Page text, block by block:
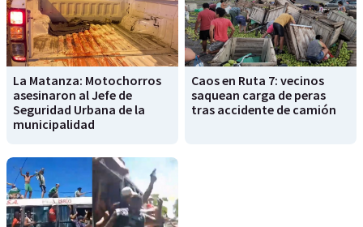
La Matanza: Motochorros
asesinaron al Jefe de
Seguridad Urbana de la
municipalidad
Caos en Ruta 7: vecinos
saquean carga de peras
tras accidente de camión